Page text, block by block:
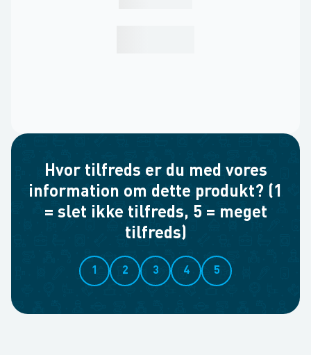
Hvor tilfreds er du med vores
information om dette produkt? (1
= slet ikke tilfreds, 5 = meget
tilfreds)
1 2 3 4 5